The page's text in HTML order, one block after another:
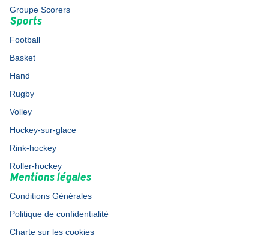
Groupe Scorers
Sports
Football
Basket
Hand
Rugby
Volley
Hockey-sur-glace
Rink-hockey
Roller-hockey
Mentions légales
Conditions Générales
Politique de confidentialité
Charte sur les cookies